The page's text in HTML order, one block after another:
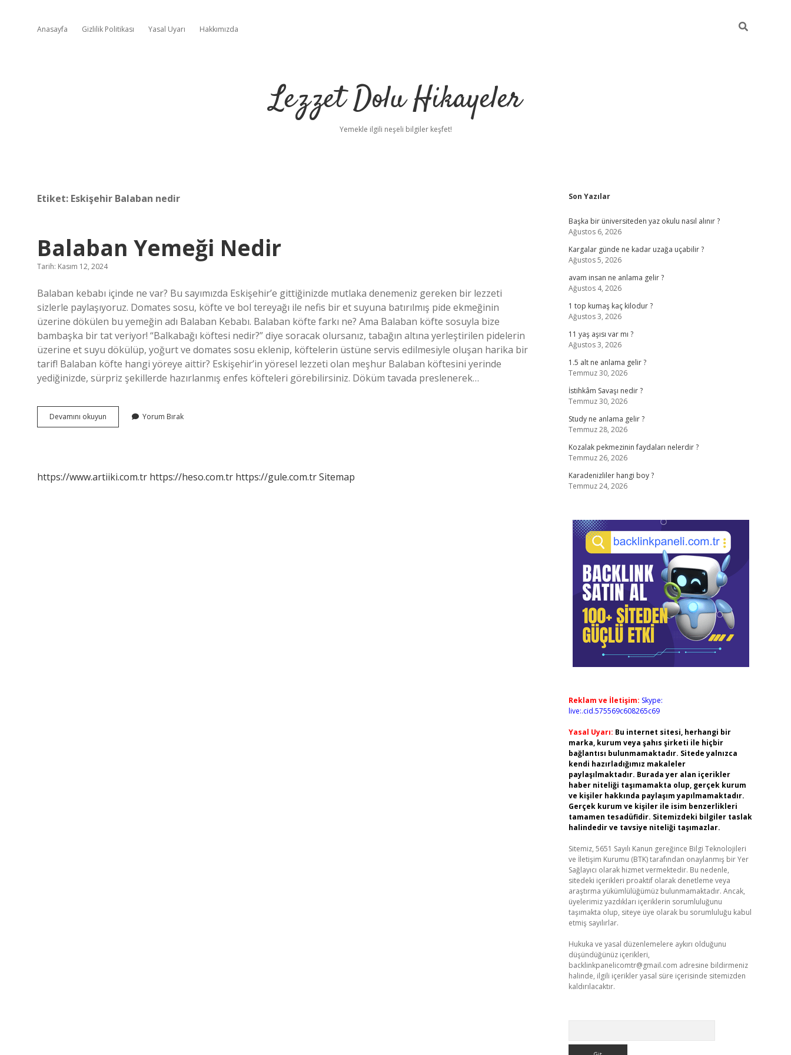
Anasayfa Gizlilik Politikası Yasal Uyarı Hakkımızda
Lezzet Dolu Hikayeler
Yemekle ilgili neşeli bilgiler keşfet!
Etiket: Eskişehir Balaban nedir
Balaban Yemeği Nedir
Tarih: Kasım 12, 2024
Balaban kebabı içinde ne var? Bu sayımızda Eskişehir’e gittiğinizde mutlaka denemeniz gereken bir lezzeti
sizlerle paylaşıyoruz. Domates sosu, köfte ve bol tereyağı ile nefis bir et suyuna batırılmış pide ekmeğinin
üzerine dökülen bu yemeğin adı Balaban Kebabı. Balaban köfte farkı ne? Ama Balaban köfte sosuyla bize
bambaşka bir tat veriyor! “Balkabağı köftesi nedir?” diye soracak olursanız, tabağın altına yerleştirilen pidelerin
üzerine et suyu dökülüp, yoğurt ve domates sosu eklenip, köftelerin üstüne servis edilmesiyle oluşan harika bir
tarif! Balaban köfte hangi yöreye aittir? Eskişehir’in yöresel lezzeti olan meşhur Balaban köftesini yerinde
yediğinizde, sürpriz şekillerde hazırlanmış enfes köfteleri görebilirsiniz. Döküm tavada preslenerek…
Devamını okuyun Balaban
Yemeği
Yorum Bırak
https://www.artiiki.com.tr https://heso.com.tr https://gule.com.trSitemap
Sidebar
Son Yazılar
Başka bir üniversiteden yaz okulu nasıl alınır ?
Ağustos 6, 2026
Kargalar günde ne kadar uzağa uçabilir ?
Ağustos 5, 2026
avam insan ne anlama gelir ?
Ağustos 4, 2026
1 top kumaş kaç kilodur ?
Ağustos 3, 2026
11 yaş aşısı var mı ?
Ağustos 3, 2026
1.5 alt ne anlama gelir ?
Temmuz 30, 2026
İstihkâm Savaşı nedir ?
Temmuz 30, 2026
Study ne anlama gelir ?
Temmuz 28, 2026
Kozalak pekmezinin faydaları nelerdir ?
Temmuz 26, 2026
Karadenizliler hangi boy ?
Temmuz 24, 2026
Reklam ve İletişim: Skype:
live:.cid.575569c608265c69
Yasal Uyarı: Bu internet sitesi, herhangi bir
marka, kurum veya şahıs şirketi ile hiçbir
bağlantısı bulunmamaktadır. Sitede yalnızca
kendi hazırladığımız makaleler
paylaşılmaktadır. Burada yer alan içerikler
haber niteliği taşımamakta olup, gerçek kurum
ve kişiler hakkında paylaşım yapılmamaktadır.
Gerçek kurum ve kişiler ile isim benzerlikleri
tamamen tesadüfidir. Sitemizdeki bilgiler taslak
halindedir ve tavsiye niteliği taşımazlar.
Sitemiz, 5651 Sayılı Kanun gereğince Bilgi Teknolojileri
ve İletişim Kurumu (BTK) tarafından onaylanmış bir Yer
Sağlayıcı olarak hizmet vermektedir. Bu nedenle,
sitedeki içerikleri proaktif olarak denetleme veya
araştırma yükümlülüğümüz bulunmamaktadır. Ancak,
üyelerimiz yazdıkları içeriklerin sorumluluğunu
taşımakta olup, siteye üye olarak bu sorumluluğu kabul
etmiş sayılırlar.
Hukuka ve yasal düzenlemelere aykırı olduğunu
düşündüğünüz içerikleri,
backlinkpanelicomtr@gmail.com adresine bildirmeniz
halinde, ilgili içerikler yasal süre içerisinde sitemizden
kaldırılacaktır.